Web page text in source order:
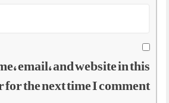
email, and website in this
for the next time I comment.